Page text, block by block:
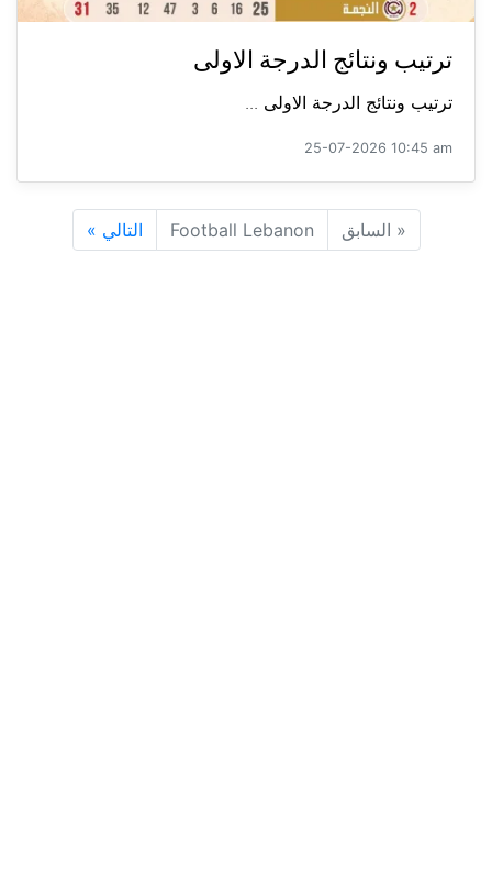
ترتيب ونتائج الدرجة الاولى
ترتيب ونتائج الدرجة الاولى ...
25-07-2026 10:45 am
« السابق Football Lebanon التالي »